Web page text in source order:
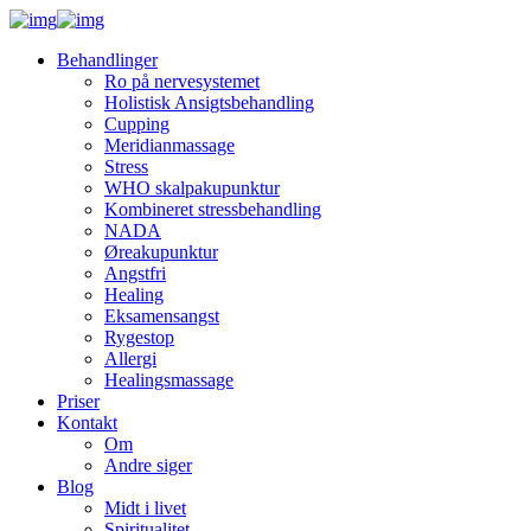
Behandlinger
Ro på nervesystemet
Holistisk Ansigtsbehandling
Cupping
Meridianmassage
Stress
WHO skalpakupunktur
Kombineret stressbehandling
NADA
Øreakupunktur
Angstfri
Healing
Eksamensangst
Rygestop
Allergi
Healingsmassage
Priser
Kontakt
Om
Andre siger
Blog
Midt i livet